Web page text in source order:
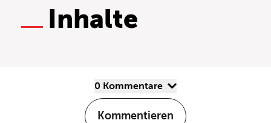
Inhalte
0 Kommentare
Kommentieren